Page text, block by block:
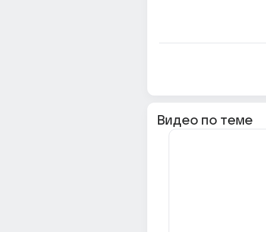
Видео по теме